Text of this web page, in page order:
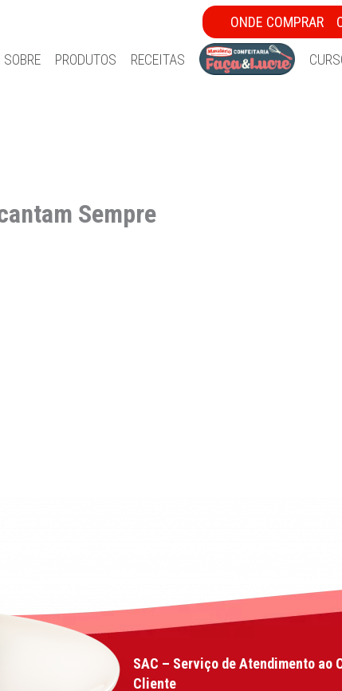
ONDE COMPRAR
SOBRE PRODUTOS RECEITAS
Sempre
SAC – Serviço de Atendimento ao
Cliente